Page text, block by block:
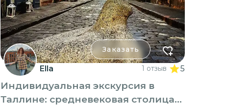
Заказать
Ella 1 отзыв 5
Индивидуальная экскурсия в
Таллине: средневековая столица